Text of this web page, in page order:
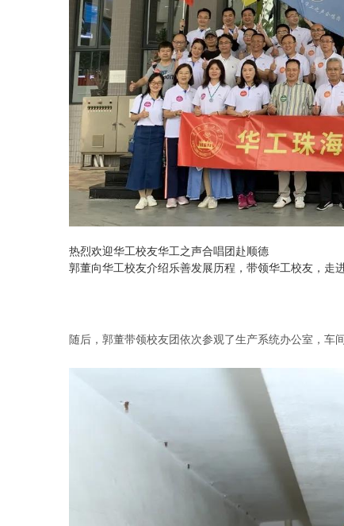
热烈欢迎华工校友华工之声合唱团赴顺德
郭董向华工校友介绍乐善发展历程，带领华工校友，走
随后，郭董带领校友团依次参观了生产系统办公室，车